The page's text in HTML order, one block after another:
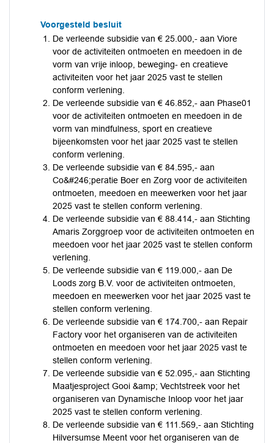
Voorgesteld besluit
De verleende subsidie van € 25.000,- aan Viore
voor de activiteiten ontmoeten en meedoen in de
vorm van vrije inloop, beweging- en creatieve
activiteiten voor het jaar 2025 vast te stellen
conform verlening.
De verleende subsidie van € 46.852,- aan Phase01
voor de activiteiten ontmoeten en meedoen in de
vorm van mindfulness, sport en creatieve
bijeenkomsten voor het jaar 2025 vast te stellen
conform verlening.
De verleende subsidie van € 84.595,- aan
Co&#246;peratie Boer en Zorg voor de activiteiten
ontmoeten, meedoen en meewerken voor het jaar
2025 vast te stellen conform verlening.
De verleende subsidie van € 88.414,- aan Stichting
Amaris Zorggroep voor de activiteiten ontmoeten en
meedoen voor het jaar 2025 vast te stellen conform
verlening.
De verleende subsidie van € 119.000,- aan De
Loods zorg B.V. voor de activiteiten ontmoeten,
meedoen en meewerken voor het jaar 2025 vast te
stellen conform verlening.
De verleende subsidie van € 174.700,- aan Repair
Factory voor het organiseren van de activiteiten
ontmoeten en meedoen voor het jaar 2025 vast te
stellen conform verlening.
De verleende subsidie van € 52.095,- aan Stichting
Maatjesproject Gooi &amp; Vechtstreek voor het
organiseren van Dynamische Inloop voor het jaar
2025 vast te stellen conform verlening.
De verleende subsidie van € 111.569,- aan Stichting
Hilversumse Meent voor het organiseren van de